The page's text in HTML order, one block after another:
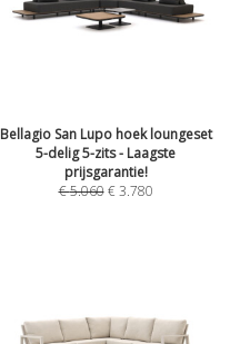
Bellagio San Lupo hoek loungeset
5-delig 5-zits - Laagste
prijsgarantie!
€5.060 €3.780